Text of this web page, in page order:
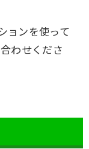
ョンを使って
わせくださ